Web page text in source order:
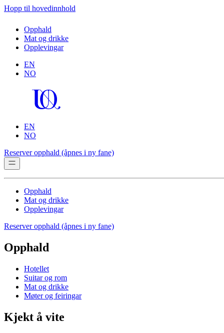
Hopp til hovedinnhold
Opphald
Mat og drikke
Opplevingar
EN
NO
EN
NO
Reserver opphald (åpnes i ny fane)
Opphald
Mat og drikke
Opplevingar
Reserver opphald (åpnes i ny fane)
Opphald
Hotellet
Suitar og rom
Mat og drikke
Møter og feiringar
Kjekt å vite